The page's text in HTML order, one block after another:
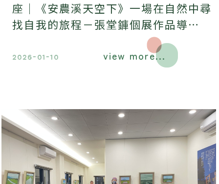
座｜《安農溪天空下》一場在自然中尋
找自我的旅程－張堂龲個展作品導
2026-01-10 view more...